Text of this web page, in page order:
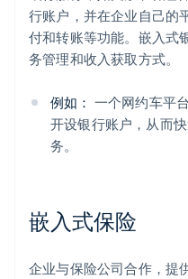
行账户，并在企业自己的
付和转账等功能。嵌入式
务管理和收入获取方式。
例如： 一个网约车平
开设银行账户，从而
务。
嵌入式保险
企业与保险公司合作，提